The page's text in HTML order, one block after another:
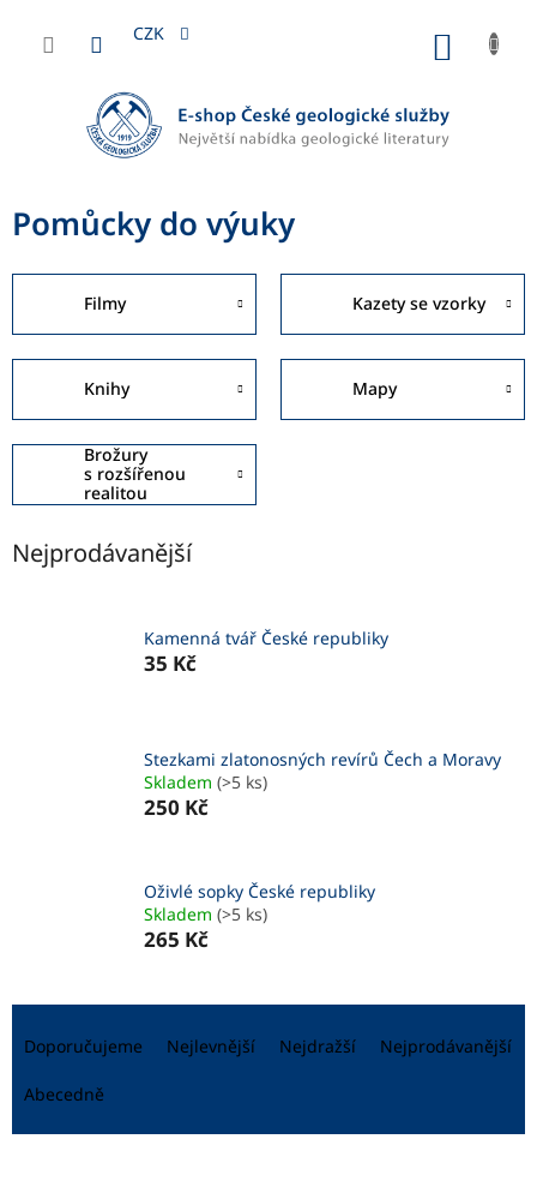
obsah
CZK
Pomůcky do výuky
Filmy Kazety se vzorky
Knihy Mapy
Brožury
s rozšířenou
realitou
Nejprodávanější
Kamenná tvář České republiky
35 Kč
Stezkami zlatonosných revírů Čech a Moravy
Skladem (>5 ks)
250 Kč
Oživlé sopky České republiky
Skladem (>5 ks)
265 Kč
Doporučujeme Nejlevnější Nejdražší Nejprodávanější
Abecedně